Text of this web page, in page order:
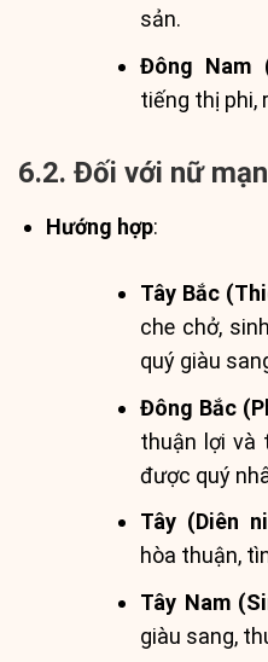
sản.
Đông Nam
tiếng thị phi,
6.2. Đối với nữ
Hướng hợp:
Tây Bắc
che chở,
quý giàu
Đông Bắc
thuận lợi và
được quý
Tây (Diên
hòa thuận,
Tây Nam
giàu sang,